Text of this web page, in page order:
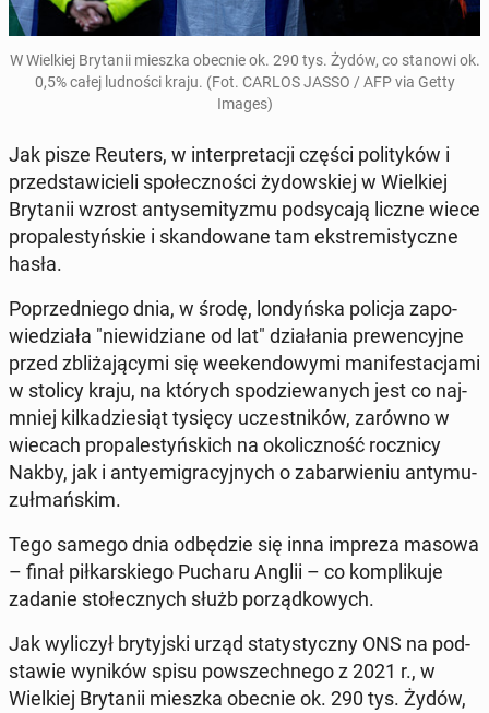
W Wiel­kiej Bry­ta­nii mieszka obecnie ok. 290 tys. Żydów, co stanowi ok.
0,5% całej lud­no­ści kraju. (Fot. CARLOS JASSO / AFP via Getty
Images)
Jak pisze Reuters, w in­ter­pre­ta­cji części po­li­ty­ków i
przed­sta­wi­cie­li spo­łecz­no­ści ży­dow­skiej w Wiel­kiej
Bry­ta­nii wzrost an­ty­se­mi­ty­zmu pod­sy­ca­ją liczne wiece
pro­pa­le­styń­skie i skan­do­wa­ne tam eks­tre­mi­stycz­ne
hasła.
Po­przed­nie­go dnia, w środę, lon­dyń­ska policja za­po­
wie­dzia­ła "nie­wi­dzia­ne od lat" dzia­ła­nia pre­wen­cyj­ne
przed zbli­ża­ją­cy­mi się week­en­do­wy­mi ma­ni­fe­sta­cja­mi
w stolicy kraju, na których spo­dzie­wa­nych jest co naj­
mniej kil­ka­dzie­siąt tysięcy uczest­ni­ków, zarówno w
wiecach pro­pa­le­styń­skich na oko­licz­ność rocz­ni­cy
Nakby, jak i an­ty­emi­gra­cyj­nych o za­bar­wie­niu an­ty­mu­
zuł­mań­skim.
Tego samego dnia od­bę­dzie się inna impreza masowa
– finał pił­kar­skie­go Pucharu Anglii – co kom­pli­ku­je
zadanie sto­łecz­nych służb po­rząd­ko­wych.
Jak wy­li­czył bry­tyj­ski urząd sta­ty­stycz­ny ONS na pod­
sta­wie wyników spisu po­wszech­ne­go z 2021 r., w
Wiel­kiej Bry­ta­nii mieszka obecnie ok. 290 tys. Żydów,